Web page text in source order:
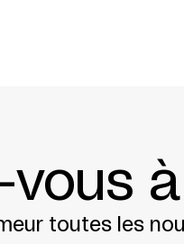
vous
toutes les